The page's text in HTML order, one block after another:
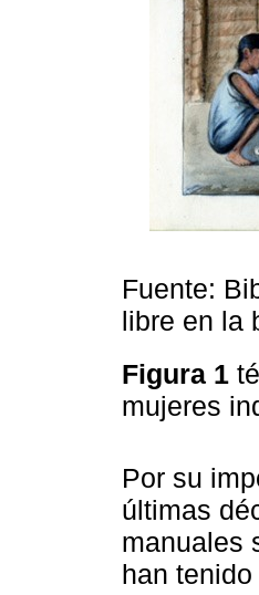
Fuente:
libre en la
Figura 1
mujeres
Por su
últimas
manuales
han